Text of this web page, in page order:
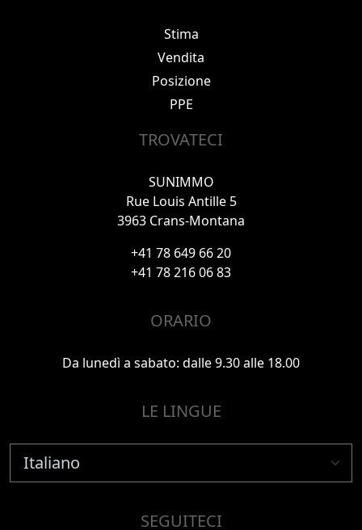
Stima
Vendita
Posizione
PPE
TROVATECI
SUNIMMO
Rue Louis Antille 5
3963 Crans-Montana
+41 78 649 66 20
+41 78 216 06 83
ORARIO
Da lunedì a sabato: dalle 9.30 alle 18.00
LE LINGUE
SEGUITECI